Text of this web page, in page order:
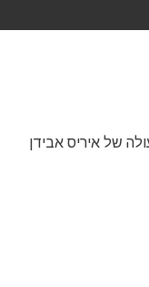
של איריס אבידן